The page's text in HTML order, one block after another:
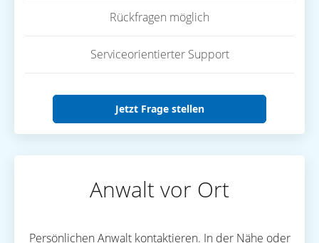
Rückfragen möglich
Serviceorientierter Support
Jetzt Frage stellen
Anwalt vor Ort
Persönlichen Anwalt kontaktieren. In der Nähe oder